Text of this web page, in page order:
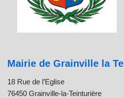
Mairie de Grainville la
18 Rue de l’Eglise
76450 Grainville-la-Teinturière